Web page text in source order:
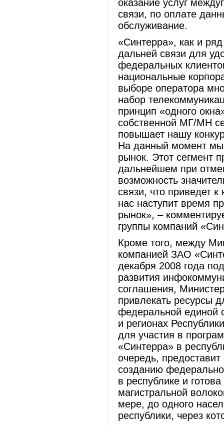
оказание услуг
связи, по оплате
обслуживание.
«Синтерра», как и ряд
дальней связи для
федеральных
национальные
выборе оператора
набор
принцип «одного
собственной МГ/МН
повышает нашу
На данный момент
рынок. Этот сегмент
дальнейшем при
возможность
связи, что приведет
нас наступит время
рынок», –
группы компаний
Кроме того, между
компанией ЗАО
декабря 2008 года
развития
соглашения,
привлекать ресурсы
федеральной единой
и регионах
для участия в
«Синтерра» в
очередь,
созданию
в республике и
магистральной
мере, до одного
республики, через